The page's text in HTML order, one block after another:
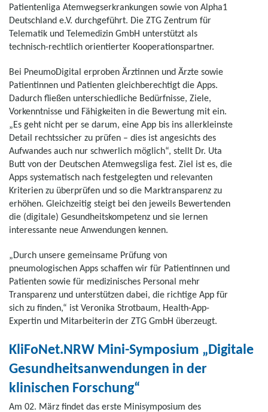
Patientenliga Atemwegserkrankungen sowie von Alpha1
Deutschland e.V. durchgeführt. Die ZTG Zentrum für
Telematik und Telemedizin GmbH unterstützt als
technisch-rechtlich orientierter Kooperationspartner.
Bei PneumoDigital erproben Ärztinnen und Ärzte sowie
Patientinnen und Patienten gleichberechtigt die Apps.
Dadurch fließen unterschiedliche Bedürfnisse, Ziele,
Vorkenntnisse und Fähigkeiten in die Bewertung mit ein.
„Es geht nicht per se darum, eine App bis ins allerkleinste
Detail rechtssicher zu prüfen – dies ist angesichts des
Aufwandes auch nur schwerlich möglich“, stellt Dr. Uta
Butt von der Deutschen Atemwegsliga fest. Ziel ist es, die
Apps systematisch nach festgelegten und relevanten
Kriterien zu überprüfen und so die Marktransparenz zu
erhöhen. Gleichzeitig steigt bei den jeweils Bewertenden
die (digitale) Gesundheitskompetenz und sie lernen
interessante neue Anwendungen kennen.
„Durch unsere gemeinsame Prüfung von
pneumologischen Apps schaffen wir für Patientinnen und
Patienten sowie für medizinisches Personal mehr
Transparenz und unterstützen dabei, die richtige App für
sich zu finden,“ ist Veronika Strotbaum, Health-App-
Expertin und Mitarbeiterin der ZTG GmbH überzeugt.
KliFoNet.NRW Mini-Symposium „Digitale
Gesundheitsanwendungen in der
klinischen Forschung“
Am 02. März findet das erste Minisymposium des